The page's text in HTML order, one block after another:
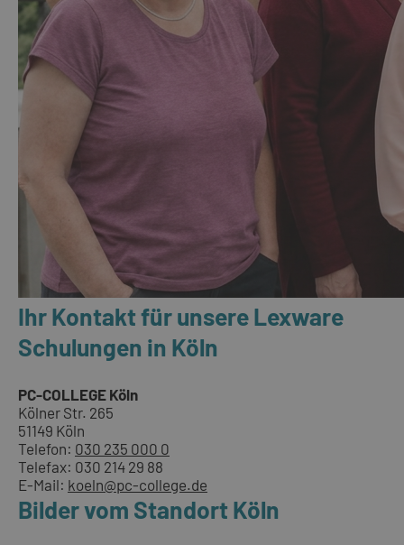
Ihr Kontakt für unsere Lexware
Schulungen in Köln
PC-COLLEGE Köln
Kölner Str. 265
51149 Köln
Telefon: 030 235 000 0
Telefax: 030 214 29 88
E-Mail: koeln@pc-college.de
Bilder vom Standort Köln